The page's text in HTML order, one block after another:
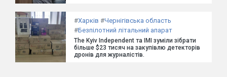
#Харків #Чернігівська область
#Безпілотний літальний апарат
The Kyiv Independent та ІМІ зуміли зібрати
більше $23 тисяч на закупівлю детекторів
дронів для журналістів.